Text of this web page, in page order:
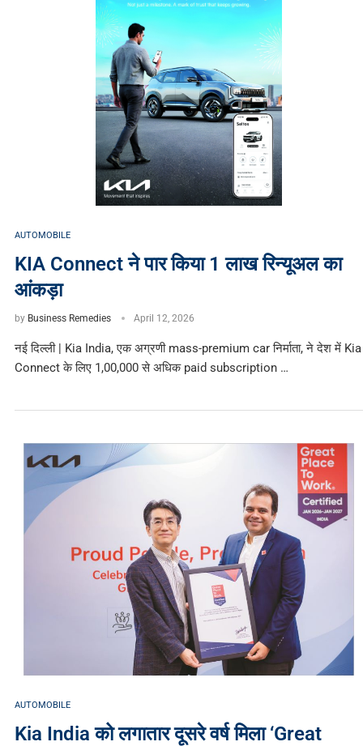
AUTOMOBILE
KIA Connect ने पार किया 1 लाख रिन्यूअल का
आंकड़ा
by Business Remedies April 12, 2026
नई दिल्ली | Kia India, एक अग्रणी mass-premium car निर्माता, ने देश में Kia
Connect के लिए 1,00,000 से अधिक paid subscription …
AUTOMOBILE
Kia India को लगातार दूसरे वर्ष मिला ‘Great